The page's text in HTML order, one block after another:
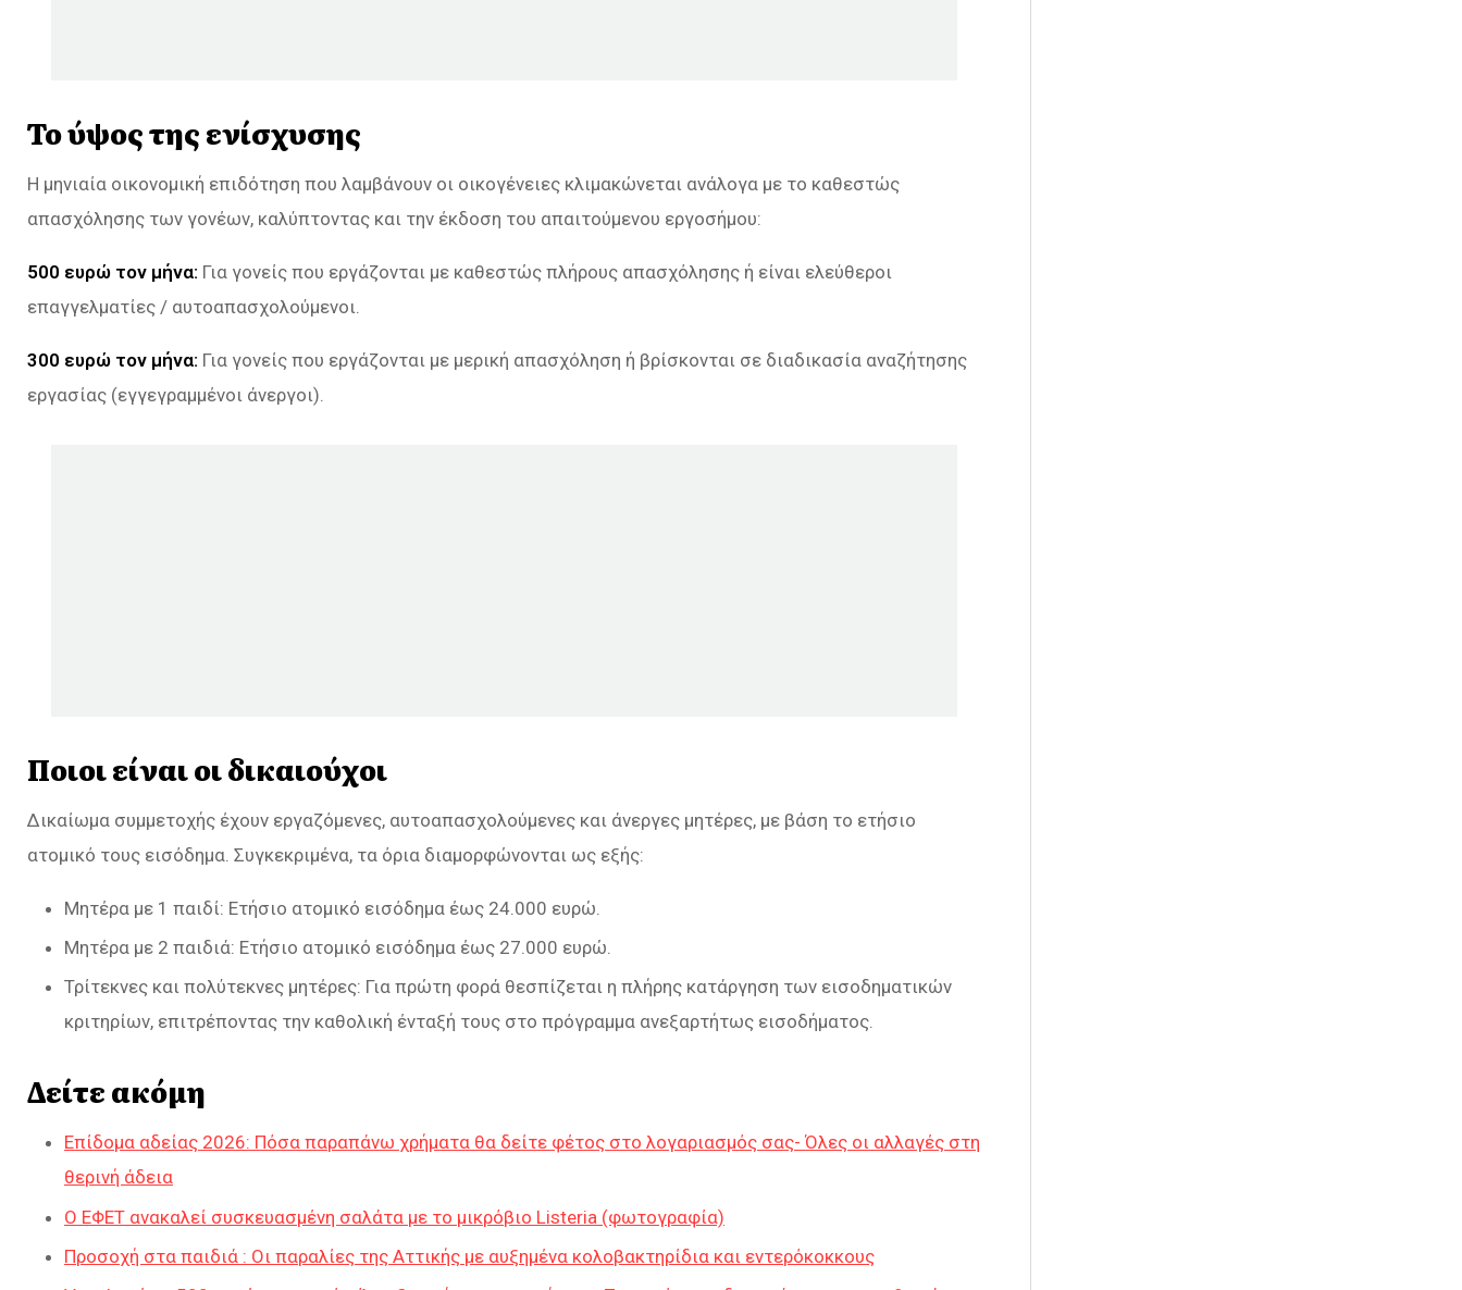
Το ύψος της ενίσχυσης
Η μηνιαία οικονομική επιδότηση που λαμβάνουν οι οικογένειες κλιμακώνεται ανάλογα με το καθεστώς
απασχόλησης των γονέων, καλύπτοντας και την έκδοση του απαιτούμενου εργοσήμου:
500 ευρώ τον μήνα: Για γονείς που εργάζονται με καθεστώς πλήρους απασχόλησης ή είναι ελεύθεροι
επαγγελματίες / αυτοαπασχολούμενοι.
300 ευρώ τον μήνα: Για γονείς που εργάζονται με μερική απασχόληση ή βρίσκονται σε διαδικασία αναζήτησης
εργασίας (εγγεγραμμένοι άνεργοι).
Ποιοι είναι οι δικαιούχοι
Δικαίωμα συμμετοχής έχουν εργαζόμενες, αυτοαπασχολούμενες και άνεργες μητέρες, με βάση το ετήσιο
ατομικό τους εισόδημα. Συγκεκριμένα, τα όρια διαμορφώνονται ως εξής:
Μητέρα με 1 παιδί: Ετήσιο ατομικό εισόδημα έως 24.000 ευρώ.
Μητέρα με 2 παιδιά: Ετήσιο ατομικό εισόδημα έως 27.000 ευρώ.
Τρίτεκνες και πολύτεκνες μητέρες: Για πρώτη φορά θεσπίζεται η πλήρης κατάργηση των εισοδηματικών
κριτηρίων, επιτρέποντας την καθολική ένταξή τους στο πρόγραμμα ανεξαρτήτως εισοδήματος.
Δείτε ακόμη
Επίδομα αδείας 2026: Πόσα παραπάνω χρήματα θα δείτε φέτος στο λογαριασμός σας- Όλες οι αλλαγές στη
θερινή άδεια
Ο ΕΦΕΤ ανακαλεί συσκευασμένη σαλάτα με το μικρόβιο Listeria (φωτογραφία)
Προσοχή στα παιδιά : Οι παραλίες της Αττικής με αυξημένα κολοβακτηρίδια και εντερόκοκκους